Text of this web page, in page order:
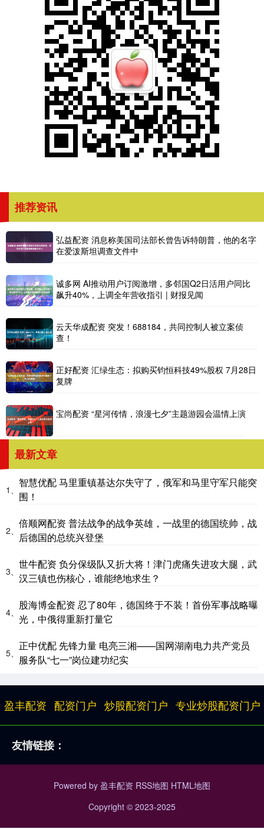
推荐资讯
弘益配资 消息称美国司法部长曾告诉特朗普，他的名字
在爱泼斯坦调查文件中
诚多网 AI推动用户订阅激增，多邻国Q2日活用户同比
飙升40%，上调全年营收指引 | 财报见闻
云天华成配资 突发！688184，共同控制人被立案侦
查！
正好配资 汇绿生态：拟购买钧恒科技49%股权 7月28日
复牌
宝尚配资 “星河传情，浪漫七夕”主题游园会温情上演
最新文章
1、
智慧优配 马里重镇基达尔失守了，俄军和马里守军只能突
围！
2、
倍顺网配资 普法战争的战争英雄，一战里的德国统帅，战
后德国的总统兴登堡
3、
世牛配资 负分保级队又折大将！津门虎痛失进攻大腿，武
汉三镇也伤核心，谁能绝地求生？
4、
股海博金配资 忍了80年，德国终于不装！首份军事战略曝
光，中俄得重新打量它
5、
正中优配 先锋力量 电亮三湘——国网湖南电力共产党员
服务队“七一”岗位建功纪实
盈丰配资 配资门户 炒股配资门户 专业炒股配资门户
友情链接：
Powered by 盈丰配资 RSS地图 HTML地图
Copyright © 2023-2025